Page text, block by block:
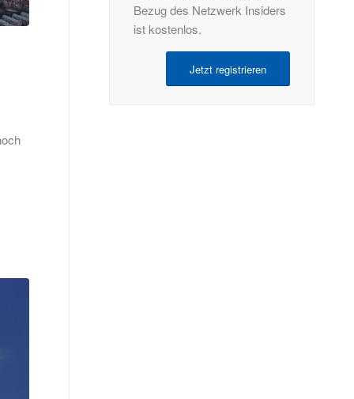
Bezug des Netzwerk Insiders
ist kostenlos.
Jetzt registrieren